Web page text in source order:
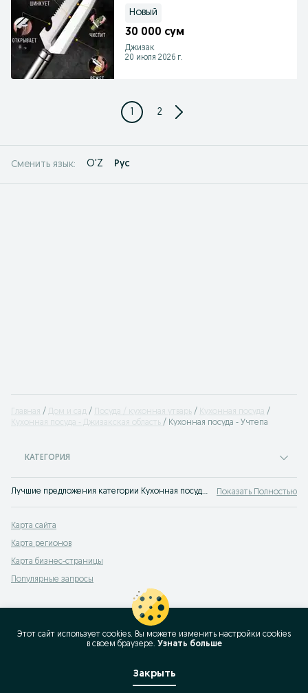
Новый
30 000 сум
Джизак
20 июля 2026 г.
1 2
Сменить язык: O'Z Рус
Главная Дом и сад Посуда / кухонная утварь
Кухонная посуда
Кухонная посуда - Джизакская область
Кухонная посуда - Учтепа
КАТЕГОРИЯ
Лучшие предложения категории Кухонная посуда Учтепа. Большой выбор товаров и услуг по выгодным ценам на OLX! Множество предложений на OLX.uz! Показать Полностью
Карта сайта
Карта регионов
Карта бизнес-страницы
Популярные запросы
Этот сайт использует cookies. Вы можете изменить настройки cookies
в своeм браузере. Узнать больше
Закрыть